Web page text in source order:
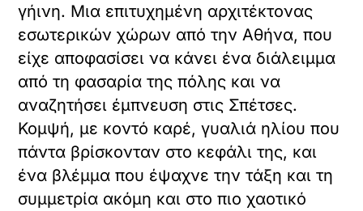
γήινη. Μια επιτυχημένη αρχιτέκτονας
εσωτερικών χώρων από την Αθήνα, που
είχε αποφασίσει να κάνει ένα διάλειμμα
από τη φασαρία της πόλης και να
αναζητήσει έμπνευση στις Σπέτσες.
Κομψή, με κοντό καρέ, γυαλιά ηλίου που
πάντα βρίσκονταν στο κεφάλι της, και
ένα βλέμμα που έψαχνε την τάξη και τη
συμμετρία ακόμη και στο πιο χαοτικό